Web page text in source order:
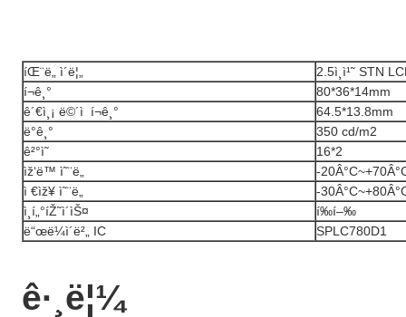
íŒ¨ë„ ì´ë¦„
2.5ì¸ì¹˜ STN
í¬ê¸°
80*36*14mm
ê´€ì¸¡ ë©´ì  í¬ê¸°
64.5*13.8mm
ë°ê¸°
350 cd/m2
ê²°ì˜
16*2
ìž‘ë™ ì˜¨ë„
-
ì €ìž¥ ì˜¨ë„
-
ì¸í„°íŽ˜ì´ìŠ¤
í‰í–‰
ë“œë¼ì´ë²„ IC
SPLC780D1
ê·¸ë¦¼